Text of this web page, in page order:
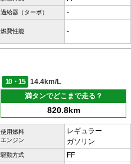
過給器（ターボ） -
燃費性能 -
10・15
14.4km/L
満タンでどこまで走る？
820.8km
使用燃料
エンジン
レギュラー
ガソリン
駆動方式 FF